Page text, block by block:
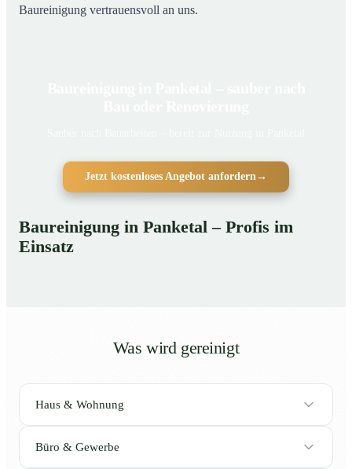
Baureinigung vertrauensvoll an uns.
Jetzt kostenloses Angebot anfordern→
Baureinigung in Panketal – Profis im
Einsatz
Was wird gereinigt
Haus & Wohnung
Büro & Gewerbe